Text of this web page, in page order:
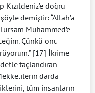
doğru
demiştir: “Allah’a
Muhammed’e
Çünkü onu
[17] İkrime
taçlandıran
darda
tüm insanların